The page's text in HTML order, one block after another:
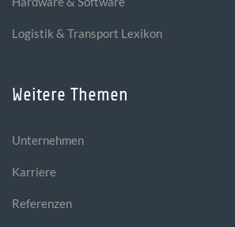
Logistik & Transport Lexikon
Weitere Themen
Unternehmen
Karriere
Referenzen